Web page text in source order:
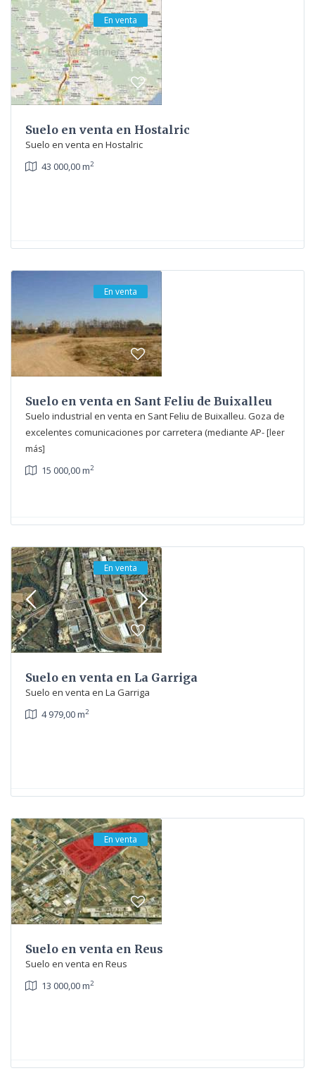
En venta
Suelo en venta en Hostalric
Suelo en venta en Hostalric
43 000,00 m2
En venta
Suelo en venta en Sant Feliu de Buixalleu
Suelo industrial en venta en Sant Feliu de Buixalleu. Goza de
excelentes comunicaciones por carretera (mediante AP- [leer
más]
15 000,00 m2
En venta
Suelo en venta en La Garriga
Suelo en venta en La Garriga
4 979,00 m2
En venta
Suelo en venta en Reus
Suelo en venta en Reus
13 000,00 m2